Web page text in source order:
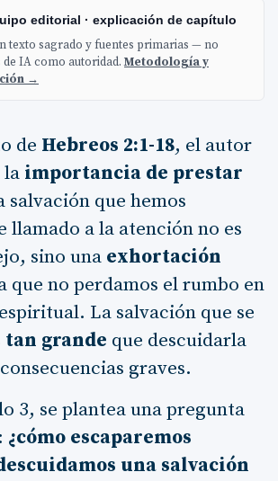
editorial · explicación de capítulo
texto sagrado y fuentes primarias — no
de IA como autoridad.Metodología y
→
de Hebreos 2:1-18, el autor
la importancia de prestar
salvación que hemos
llamado a la atención no es
sino una exhortación
que no perdamos el rumbo en
La salvación que se
tan grande que descuidarla
graves.
3, se plantea una pregunta
¿cómo escaparemos
una salvación